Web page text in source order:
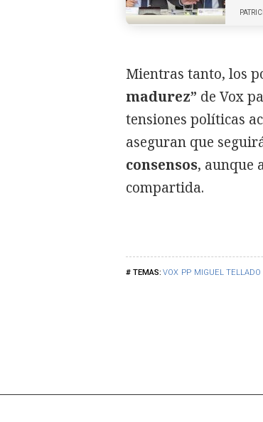
VOX PP MIGUEL TELLADO
Mientras tanto, los
madurez” de Vox
tensiones políticas
aseguran que
consensos, aunque
compartida.